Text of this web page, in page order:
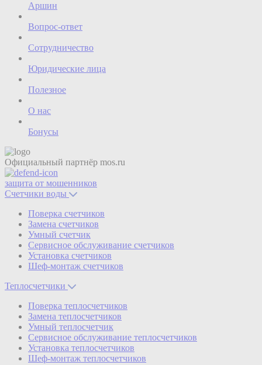
Аршин
Вопрос-ответ
Сотрудничество
Юридические лица
Полезное
О нас
Бонусы
Официальный партнёр mos.ru
защита от мошенников
Счетчики воды
Поверка счетчиков
Замена счетчиков
Умный счетчик
Сервисное обслуживание счетчиков
Установка счетчиков
Шеф-монтаж счетчиков
Теплосчетчики
Поверка теплосчетчиков
Замена теплосчетчиков
Умный теплосчетчик
Сервисное обслуживание теплосчетчиков
Установка теплосчетчиков
Шеф-монтаж теплосчетчиков